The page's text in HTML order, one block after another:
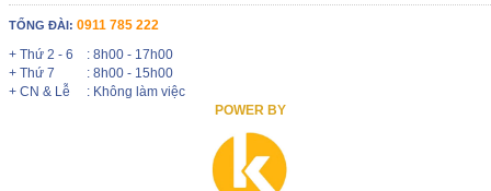
TỔNG ĐÀI: 0911 785 222
+ Thứ 2 - 6
: 8h00 - 17h00
+ Thứ 7
: 8h00 - 15h00
+ CN & Lễ
: Không làm việc
POWER BY